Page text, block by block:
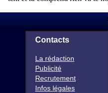
Contacts
La rédaction
Publicité
Recrutement
Infos légales